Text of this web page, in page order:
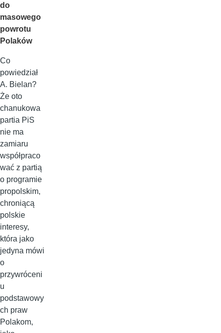
do
masowego
powrotu
Polaków
Co
powiedział
A. Bielan?
Że oto
chanukowa
partia PiS
nie ma
zamiaru
współpraco
wać z partią
o programie
propolskim,
chroniącą
polskie
interesy,
która jako
jedyna mówi
o
przywróceni
u
podstawowy
ch praw
Polakom,